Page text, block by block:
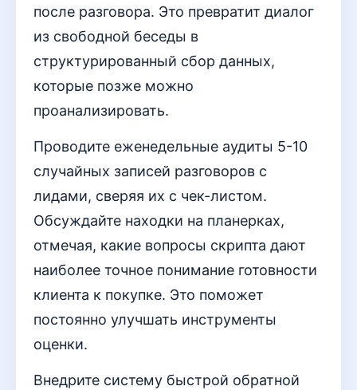
после разговора. Это превратит диалог
из свободной беседы в
структурированный сбор данных,
которые позже можно
проанализировать.
Проводите еженедельные аудиты 5-10
случайных записей разговоров с
лидами, сверяя их с чек-листом.
Обсуждайте находки на планерках,
отмечая, какие вопросы скрипта дают
наиболее точное понимание готовности
клиента к покупке. Это поможет
постоянно улучшать инструменты
оценки.
Внедрите систему быстрой обратной